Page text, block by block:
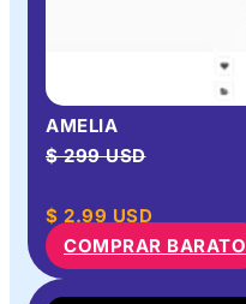
AMELIA
$ 299 USD
$ 2.99 USD
COMPRAR BARATO